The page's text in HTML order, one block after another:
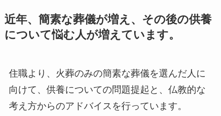
近年、簡素な葬儀が増え、その後の供養
について悩む人が増えています。
住職より、火葬のみの簡素な葬儀を選んだ人に
向けて、供養についての問題提起と、仏教的な
考え方からのアドバイスを行っています。